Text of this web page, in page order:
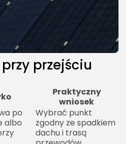
przejściu
Praktyczny
wniosek
po
albo
Wybrać punkt
zgodny ze spadkiem
dachu i trasą